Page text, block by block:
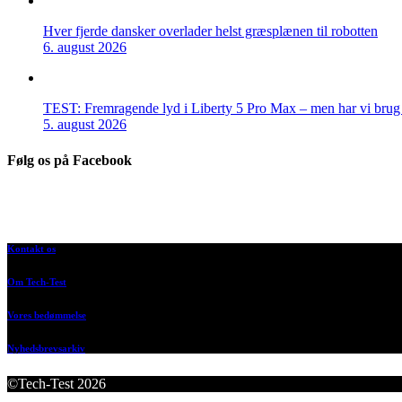
Hver fjerde dansker overlader helst græsplænen til robotten
6. august 2026
TEST: Fremragende lyd i Liberty 5 Pro Max – men har vi brug
5. august 2026
Følg os på Facebook
Kontakt os
Om Tech-Test
Vores bedømmelse
Nyhedsbrevsarkiv
©Tech-Test 2026